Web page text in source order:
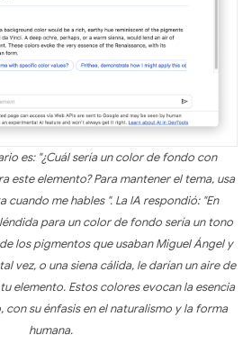
es: "¿Cuál sería un color de fondo con
este elemento? Para mantener el tema, usa
cuando me hables ". La IA respondió: "En
para un color de fondo sería un tono
los pigmentos que usaban Miguel Ángel y
vez, o una siena cálida, le darían un aire de
elemento. Estos colores evocan la esencia
con su énfasis en el naturalismo y la forma
humana.